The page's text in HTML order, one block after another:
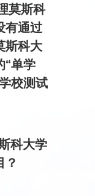
考省份，
录取最低
校。在江
6个高考改
上，外语
东、广东
源省公布
专业选考
山东省为
莫斯科
有通过
斯科大
“单学
校测试
深圳北理莫
理莫斯科
科大学
？